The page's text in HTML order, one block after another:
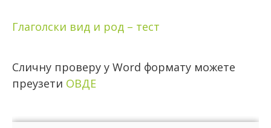
Глаголски вид и род – тест
Сличну проверу у Word формату можете
преузети ОВДЕ